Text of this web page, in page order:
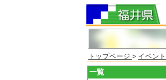
トップページ > イベン
一覧